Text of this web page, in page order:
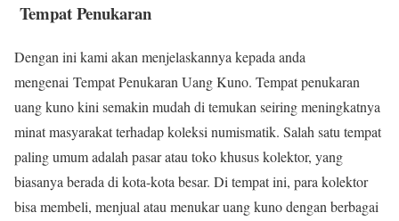
Tempat Penukaran
Dengan ini kami akan menjelaskannya kepada anda
mengenai Tempat Penukaran Uang Kuno. Tempat penukaran
uang kuno kini semakin mudah di temukan seiring meningkatnya
minat masyarakat terhadap koleksi numismatik. Salah satu tempat
paling umum adalah pasar atau toko khusus kolektor, yang
biasanya berada di kota-kota besar. Di tempat ini, para kolektor
bisa membeli, menjual atau menukar uang kuno dengan berbagai